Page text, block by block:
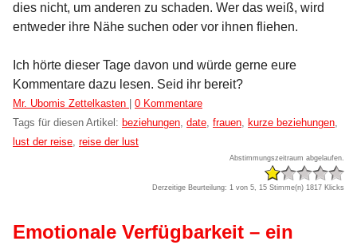
dies nicht, um anderen zu schaden. Wer das weiß, wird
entweder ihre Nähe suchen oder vor ihnen fliehen.
Ich hörte dieser Tage davon und würde gerne eure
Kommentare dazu lesen. Seid ihr bereit?
Kategorien:
Mr. Ubomis Zettelkasten
0 Kommentare
Tags für diesen Artikel: beziehungen, date, frauen, kurze beziehungen,
lust der reise, reise der lust
Abstimmungszeitraum abgelaufen.
Derzeitige Beurteilung: 1 von 5, 15 Stimme(n) 1817 Klicks
Emotionale Verfügbarkeit – ein